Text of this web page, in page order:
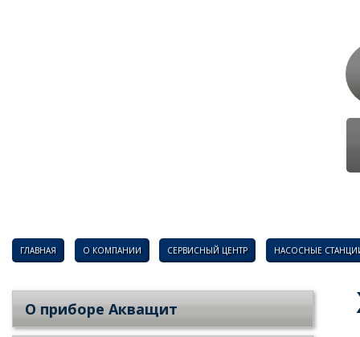
ГЛАВНАЯ О КОМПАНИИ СЕРВИСНЫЙ ЦЕНТР НАСОСНЫЕ
О приборе Акващит